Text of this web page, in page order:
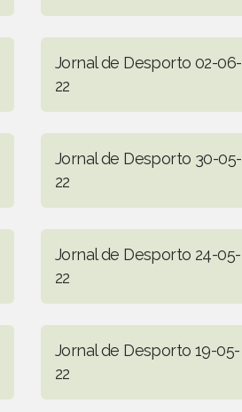
Jornal de Desporto 02-06-
22
Jornal de Desporto 30-05-
22
Jornal de Desporto 24-05-
22
Jornal de Desporto 19-05-
22